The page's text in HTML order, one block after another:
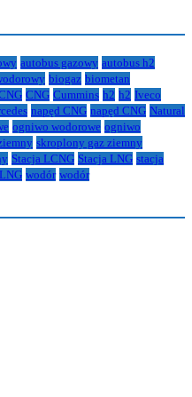
autobus gazowy autobus h2
biogaz biometan
CNG Cummins h2 h2 Iveco
napęd CNG napęd CNG Natural
ogniwo wodorowe ogniwo
skroplony gaz ziemny
Stacja LCNG Stacja LNG stacja
wodór wodór